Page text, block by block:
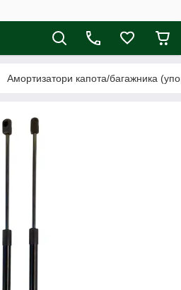
Амортизатори капота/багажника